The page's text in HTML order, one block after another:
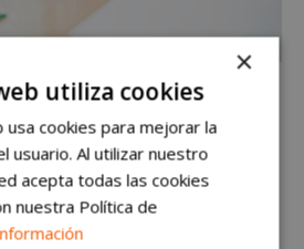
×
utiliza cookies
cookies para mejorar la
usuario. Al utilizar nuestro
acepta todas las cookies
nuestra Política de